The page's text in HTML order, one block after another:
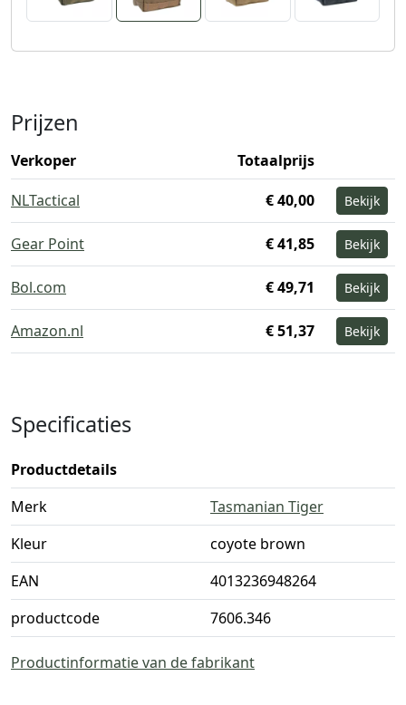
Prijzen
Verkoper
Totaalprijs
NLTactical
€ 40,00 Bekijk
Gear Point € 41,85 Bekijk
Bol.com € 49,71 Bekijk
Amazon.nl € 51,37 Bekijk
Specificaties
Productdetails
Merk
Tasmanian Tiger
Kleur
coyote brown
EAN
4013236948264
productcode
7606.346
Productinformatie van de fabrikant